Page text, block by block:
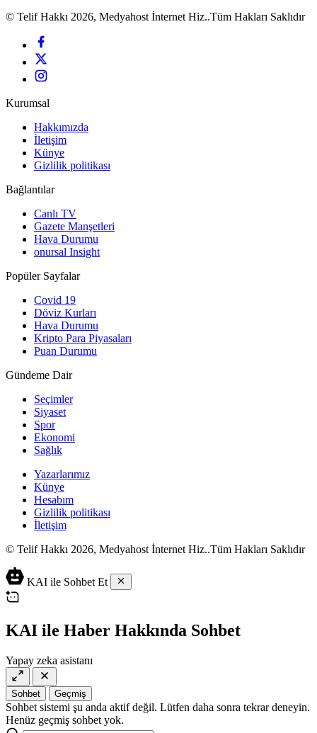
© Telif Hakkı 2026, Medyahost İnternet Hiz..Tüm Hakları Saklıdır
Kurumsal
Hakkımızda
İletişim
Künye
Gizlilik politikası
Bağlantılar
Canlı TV
Gazete Manşetleri
Hava Durumu
onursal Insight
Popüler Sayfalar
Covid 19
Döviz Kurları
Hava Durumu
Kripto Para Piyasaları
Puan Durumu
Gündeme Dair
Seçimler
Siyaset
Spor
Ekonomi
Sağlık
Yazarlarımız
Künye
Hesabım
Gizlilik politikası
İletişim
© Telif Hakkı 2026, Medyahost İnternet Hiz..Tüm Hakları Saklıdır
casino
siteleri
casino
2023
lordcasino
canlı
casino
siteleri
iyi
casino
vdcasino
vdcasino
giriş
vdcasino
resmi
ev
yapımı
salça
KAI ile Sohbet Et
KAI ile Haber Hakkında Sohbet
Yapay zeka asistanı
Sohbet Geçmiş
Sohbet sistemi şu anda aktif değil. Lütfen daha sonra tekrar deneyin.
Henüz geçmiş sohbet yok.